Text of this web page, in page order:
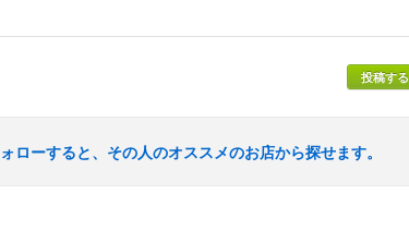
投稿する
ローすると、その人のオススメのお店から探せます。